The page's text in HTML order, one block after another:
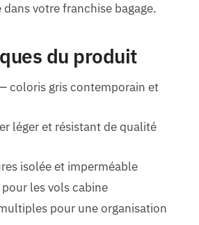
votre franchise bagage.
du produit
coloris gris contemporain et
léger et résistant de qualité
isolée et imperméable
les vols cabine
pour une organisation